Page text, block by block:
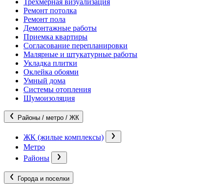
Трехмерная визуализация
Ремонт потолка
Ремонт пола
Демонтажные работы
Приемка квартиры
Согласование перепланировки
Малярные и штукатурные работы
Укладка плитки
Оклейка обоями
Умный дома
Системы отопления
Шумоизоляция
Районы / метро / ЖК
ЖК (жилые комплексы)
Метро
Районы
Города и поселки